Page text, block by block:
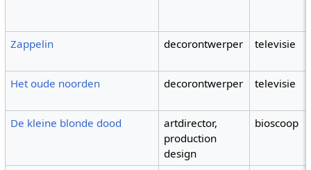
Zappelin decorontwerper televisie
Het oude noorden decorontwerper televisie
De kleine blonde dood
artdirector,
production
design
bioscoop